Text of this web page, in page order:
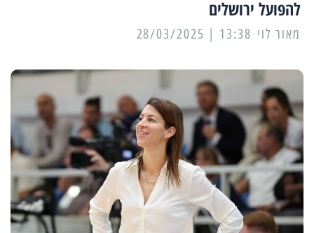
להפועל ירושלים
מאור לוי 13:38 | 28/03/2025